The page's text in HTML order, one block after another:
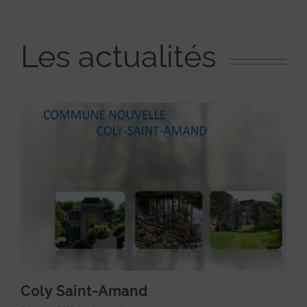
Les actualités
Coly Saint-Amand